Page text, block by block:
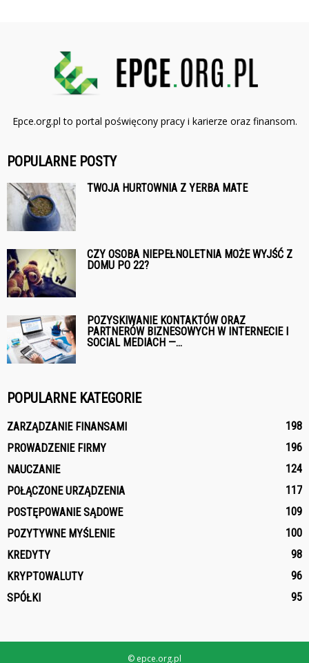
Epce.org.pl to portal poświęcony pracy i karierze oraz finansom.
POPULARNE POSTY
TWOJA HURTOWNIA Z YERBA MATE
CZY OSOBA NIEPEŁNOLETNIA MOŻE WYJŚĆ Z
DOMU PO 22?
POZYSKIWANIE KONTAKTÓW ORAZ
PARTNERÓW BIZNESOWYCH W INTERNECIE I
SOCIAL MEDIACH —...
POPULARNE KATEGORIE
ZARZĄDZANIE FINANSAMI
198
PROWADZENIE FIRMY
196
NAUCZANIE
124
POŁĄCZONE URZĄDZENIA
117
POSTĘPOWANIE SĄDOWE
109
POZYTYWNE MYŚLENIE
100
KREDYTY
98
KRYPTOWALUTY
96
SPÓŁKI
95
© epce.org.pl